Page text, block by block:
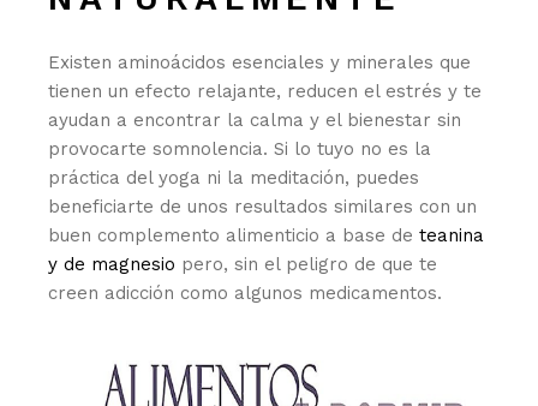
Existen aminoácidos esenciales y minerales que
tienen un efecto relajante, reducen el estrés y te
ayudan a encontrar la calma y el bienestar sin
provocarte somnolencia. Si lo tuyo no es la
práctica del yoga ni la meditación, puedes
beneficiarte de unos resultados similares con un
buen complemento alimenticio a base deteanina
y de magnesio pero, sin el peligro de que te
creen adicción como algunos medicamentos.